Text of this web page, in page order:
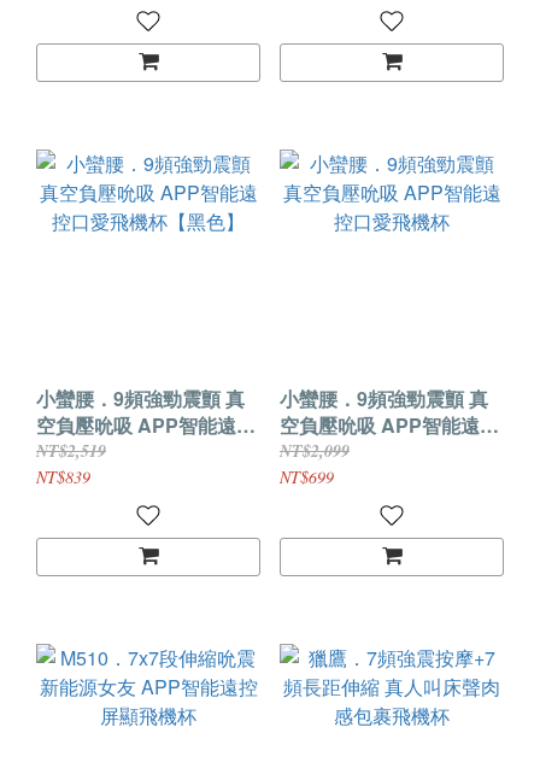
小蠻腰．9頻強勁震顫 真
空負壓吮吸 APP智能遠控
口愛飛機杯【黑色】
NT$2,519
NT$839
小蠻腰．9頻強勁震顫 真
空負壓吮吸 APP智能遠控
口愛飛機杯
NT$2,099
NT$699